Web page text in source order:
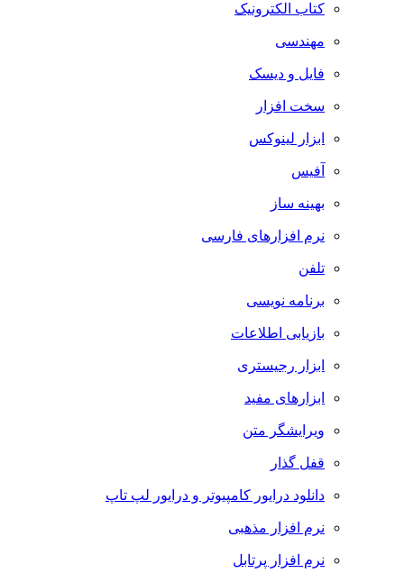
کتاب الکترونیک
مهندسی
فایل و دیسک
سخت افزار
ابزار لینوکس
آفیس
بهینه ساز
نرم افزارهای فارسی
تلفن
برنامه نویسی
بازیابی اطلاعات
ابزار رجیستری
ابزارهای مفید
ویرایشگر متن
قفل گذار
دانلود درایور کامپیوتر و درایور لپ تاپ
نرم افزار مذهبی
نرم افزار پرتابل